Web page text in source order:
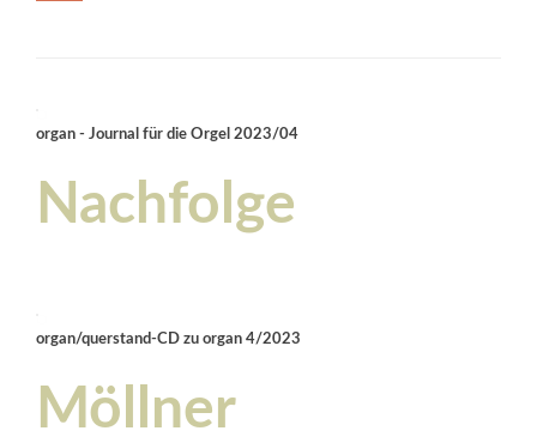
organ - Journal für die Orgel 2023/04
Nachfolge
organ/querstand-CD zu organ 4/2023
Möllner